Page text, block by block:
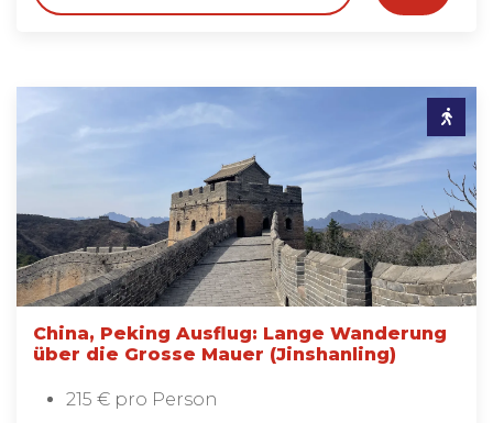
China, Peking Ausflug: Lange Wanderung
über die Grosse Mauer (Jinshanling)
215 € pro Person